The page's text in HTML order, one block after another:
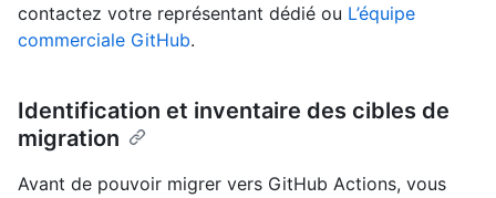
contactez votre représentant dédié ou L’équipe
commerciale GitHub.
Identification et inventaire des cibles de
migration
Avant de pouvoir migrer vers GitHub Actions, vous